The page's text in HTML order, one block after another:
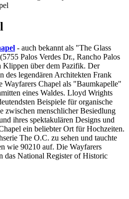
- auch bekannt als "The Glass
Palos Verdes Dr., Rancho Palos
Klippen über dem Pazifik. Der
legendären Architekten Frank
Chapel als "Baumkapelle"
eines Waldes. Lloyd Wrights
Beispiele für organische
zwischen menschlicher Besiedlung
ihres spektakulären Designs und
ein beliebter Ort für Hochzeiten.
The O.C. zu sehen und tauchte
wie 90210 auf. Die Wayfarers
das National Register of Historic